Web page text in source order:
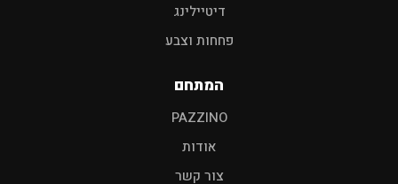
דיטיילינג
פחחות וצבע
המתחם
PAZZINO
אודות
צור קשר